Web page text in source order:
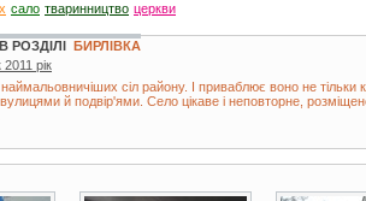
сало тваринництво церкви
РОЗДІЛІ БИРЛІВКА
рік
наймальовничіших сіл району. І приваблює воно не
й подвір'ями. Село цікаве і неповторне,